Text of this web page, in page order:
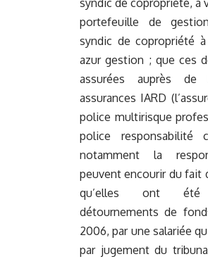
syndic de copropriété, a
portefeuille de
syndic de copropriété
azur gestion ; que ces
assurées auprès
assurances IARD
police multirisque
police responsabilité
notamment la
peuvent encourir du fait
qu’elles ont
détournements de
2006, par une salariée
par jugement du